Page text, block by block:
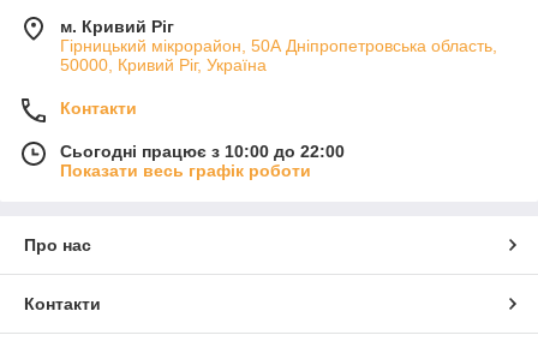
м. Кривий Ріг
Гірницький мікрорайон, 50А Дніпропетровська область,
50000, Кривий Ріг, Україна
Контакти
Сьогодні працює з 10:00 до 22:00
Показати весь графік роботи
Про нас
Контакти